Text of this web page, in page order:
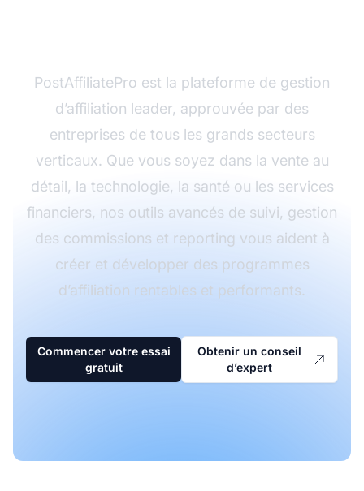
PostAffiliatePro est la plateforme de gestion
d’affiliation leader, approuvée par des
entreprises de tous les grands secteurs
verticaux. Que vous soyez dans la vente au
détail, la technologie, la santé ou les services
financiers, nos outils avancés de suivi, gestion
des commissions et reporting vous aident à
créer et développer des programmes
d’affiliation rentables et performants.
Commencer votre essai
gratuit
Obtenir un conseil
d’expert